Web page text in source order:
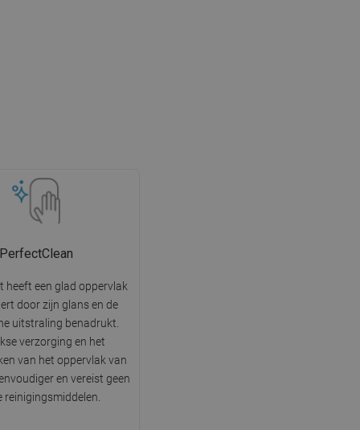
PerfectClean
heeft een glad oppervlak
door zijn glans en de
uitstraling benadrukt.
verzorging en het
van het oppervlak van
en vereist geen
reinigingsmiddelen.